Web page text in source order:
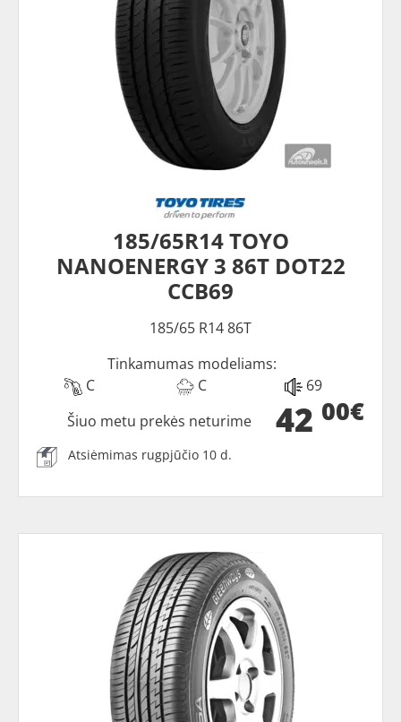
185/65R14 TOYO
NANOENERGY 3 86T DOT22
CCB69
185/65 R14 86T
Tinkamumas modeliams:
C
C 69
42 00€
Šiuo metu prekės neturime
Atsiėmimas rugpjūčio 10 d.